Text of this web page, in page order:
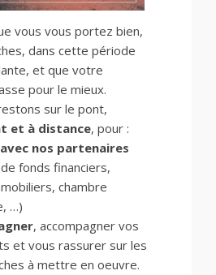
vous vous portez bien,
dans cette période
et que votre
pour le mieux.
sur le pont,
et à distance, pour :
nos partenaires
fonds financiers,
chambre
…)
, accompagner vos
et vous rassurer sur les
à mettre en oeuvre.